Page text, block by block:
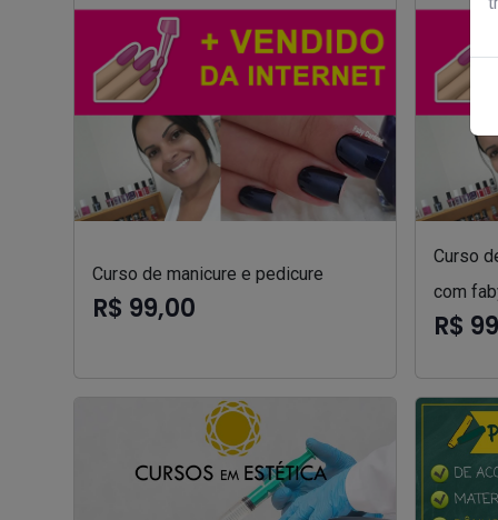
Curso de manicure e pedicure
R$ 99,00
Curso
com
R$